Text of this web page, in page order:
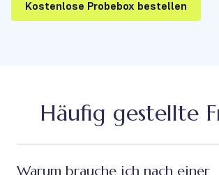
Kostenlose Probebox bestellen
Häufig gestellte
Warum brauche ich nach einer